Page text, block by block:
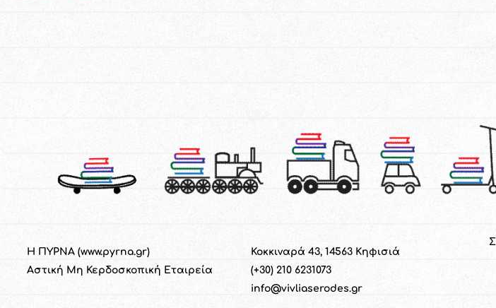
Η ΠΥΡΝΑ (www.pyrna.gr)
Αστική M η Κερδοσκοπική Εταιρεία
Κοκκιναρά 43, 14563 Κηφισιά
(+30) 210 6231073
info@vivliaserodes.gr